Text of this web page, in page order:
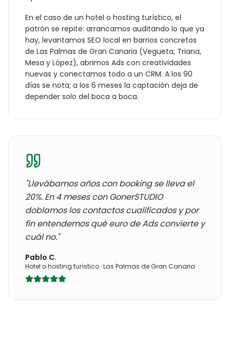
En el caso de un hotel o hosting turístico, el
patrón se repite: arrancamos auditando lo que ya
hay, levantamos SEO local en barrios concretos
de Las Palmas de Gran Canaria (Vegueta, Triana,
Mesa y López), abrimos Ads con creatividades
nuevas y conectamos todo a un CRM. A los 90
días se nota; a los 6 meses la captación deja de
depender solo del boca a boca.
"Llevábamos años conbooking se lleva el
20%. En 4 meses con GonerSTUDIO
doblamos los contactos cualificados y por
fin entendemos qué euro de Ads convierte y
cuál no."
Pablo C.
Hotel o hosting turístico ·Las Palmas de Gran Canaria